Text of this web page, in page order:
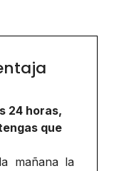
24 horas,
que
mañana la